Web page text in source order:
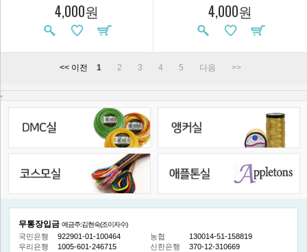
4,000원 4,000원
<< 이전 1 2 3 4 5 다음 >>
무통장입금 예금주:김현숙(조이자수)
국민은행 922901-01-100464 농협
130014-51-158819
우리은행
1005-601-246715 신한은행 370-12-310669